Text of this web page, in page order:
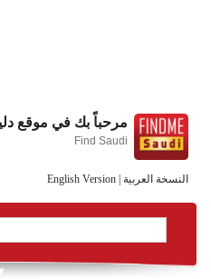
النسخة العربية English Version
مرحباً بك في موقع
Find Saudi